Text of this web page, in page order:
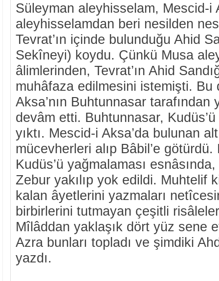
Süleyman aleyhisselam, Mescid-i
aleyhisselamdan beri nesilden
Tevrat’ın içinde bulunduğu Ahid
Sekîneyi) koydu. Çünkü Musa
âlimlerinden, Tevrat’ın Ahid
muhâfaza edilmesini istemişti. Bu
Aksa’nın Buhtunnasar tarafından
devâm etti. Buhtunnasar, Kudüs’ü
yıktı. Mescid-i Aksa’da bulunan
mücevherleri alıp Bâbil’e götürdü.
Kudüs’ü yağmalaması
Zebur yakılıp yok edildi. Muhtelif
kalan âyetlerini yazmaları
birbirlerini tutmayan çeşitli
Mîlâddan yaklaşık dört yüz sene
Azra bunları topladı ve şimdiki
yazdı.